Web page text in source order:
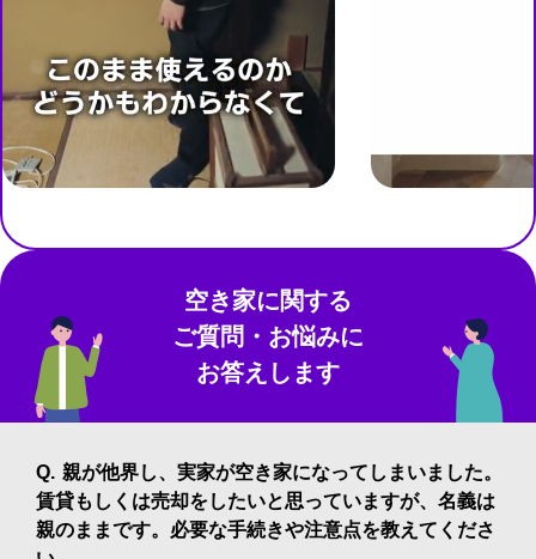
空き家に関する
ご質問・お悩みに
お答えします
親が他界し、実家が空き家になってしまいました。
賃貸もしくは売却をしたいと思っていますが、名義は
親のままです。必要な手続きや注意点を教えてくださ